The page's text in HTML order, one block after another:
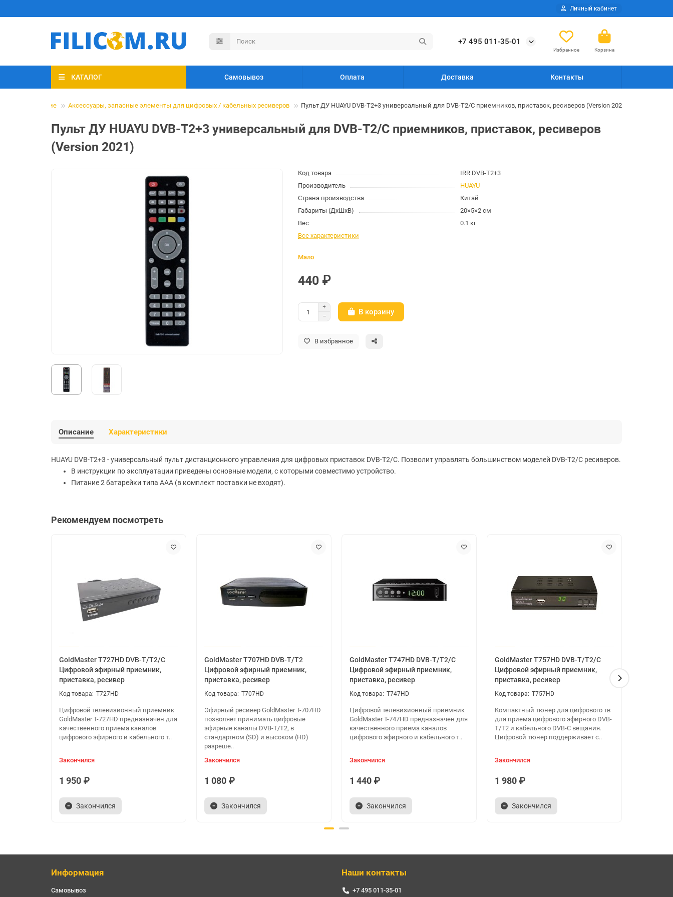
Личный кабинет
+7 495 011-35-01
Избранное Корзина
КАТАЛОГ Самовывоз Оплата Доставка Контакты
телевидение Аксессуары, запасные элементы для цифровых / кабельных ресиверов Пульт ДУ HUAYU DVB-T2+3 универсальный для DVB-T2/C приемников, приставок, ресиверов (Version 2021)
Пульт ДУ HUAYU DVB-T2+3 универсальный для DVB-T2/C приемников, приставок, ресиверов
(Version 2021)
Код товара
IRR DVB-T2+3
Производитель
HUAYU
Страна производства
Китай
Габариты (ДхШхВ)
20×5×2 см
Вес
0.1 кг
Все характеристики
Мало
440 ₽
В корзину
В избранное
Описание Характеристики
HUAYU DVB-T2+3 - универсальный пульт дистанционного управления для цифровых приставок DVB-T2/C. Позволит управлять большинством моделей DVB-T2/C ресиверов.
В инструкции по эксплуатации приведены основные модели, с которыми совместимо устройство.
Питание 2 батарейки типа AAA (в комплект поставки не входят).
Рекомендуем посмотреть
GoldMaster T727HD DVB-T/T2/C
Цифровой эфирный приемник,
приставка, ресивер
T727HD
Цифровой телевизионный приемник
GoldMaster T-727HD предназначен для
качественного приема каналов
цифрового эфирного и кабельного т..
Закончился
1 950 ₽
Закончился
GoldMaster T707HD DVB-T/T2
Цифровой эфирный приемник,
приставка, ресивер
T707HD
Эфирный ресивер GoldMaster T-707HD
позволяет принимать цифровые
эфирные каналы DVB-T/T2, в
стандартном (SD) и высоком (HD)
разреше..
Закончился
1 080 ₽
Закончился
GoldMaster T747HD DVB-T/T2/C
Цифровой эфирный приемник,
приставка, ресивер
T747HD
Цифровой телевизионный приемник
GoldMaster T-747HD предназначен для
качественного приема каналов
цифрового эфирного и кабельного т..
Закончился
1 440 ₽
Закончился
GoldMaster T757HD DVB-T/T2/C
Цифровой эфирный приемник,
приставка, ресивер
T757HD
Компактный тюнер для цифрового тв
для приема цифрового эфирного DVB-
T/T2 и кабельного DVB-C вещания.
Цифровой тюнер поддерживает с..
Закончился
1 980 ₽
Закончился
Информация
Самовывоз
Наши контакты
+7 495 011-35-01